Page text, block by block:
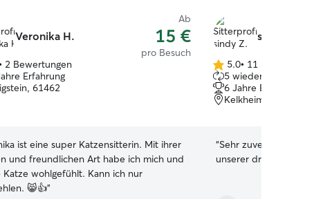
Veronika H.
Ab
15 €
pro Besuch
2 Bewertungen
Erfahrung
61462
ist eine super Katzensitterin. Mit ihrer
und freundlichen Art habe ich mich und
Katze wohlgefühlt. Kann ich nur
😸👍”
sindy Z.
5.0
von
5
Sternen
5.0• 11 Bewertungen
5 wiederkehrende
6 Jahre Erfahrung
Kelkheim (taunus)
“Sehr zuverlässige und
unserer drei Stubentiger.